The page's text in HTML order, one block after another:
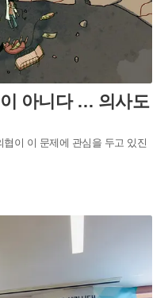
아니다 … 의사도
이 이 문제에 관심을 두고 있진